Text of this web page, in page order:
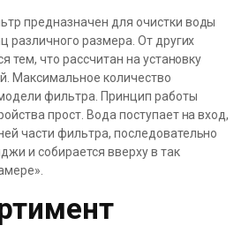
предназначен для очистки воды
различного размера. От других
тем, что рассчитан на установку
Максимальное количество
фильтра. Принцип работы
прост. Вода поступает на вход,
части фильтра, последовательно
и собирается вверху в так